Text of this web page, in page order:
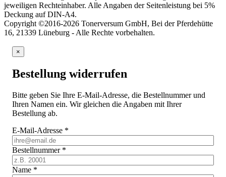
jeweiligen Rechteinhaber. Alle Angaben der Seitenleistung bei 5%
Deckung auf DIN-A4.
Copyright ©2016-2026 Tonerversum GmbH, Bei der Pferdehütte
16, 21339 Lüneburg - Alle Rechte vorbehalten.
×
Bestellung widerrufen
Bitte geben Sie Ihre E-Mail-Adresse, die Bestellnummer und
Ihren Namen ein. Wir gleichen die Angaben mit Ihrer
Bestellung ab.
E-Mail-Adresse *
Bestellnummer *
Name *